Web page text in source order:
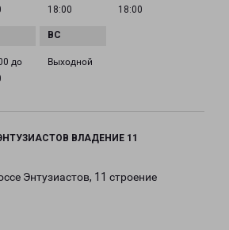
18:00
18:00
до
Выходной
ВЛАДЕНИЕ 11
Энтузиастов, 11 строение